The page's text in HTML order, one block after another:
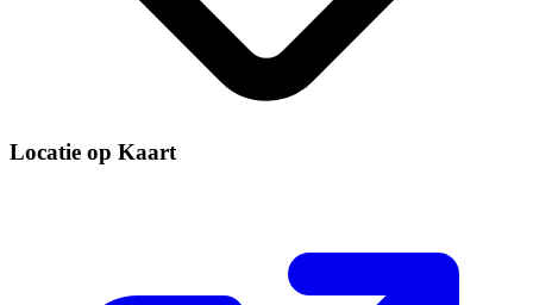
Locatie op Kaart